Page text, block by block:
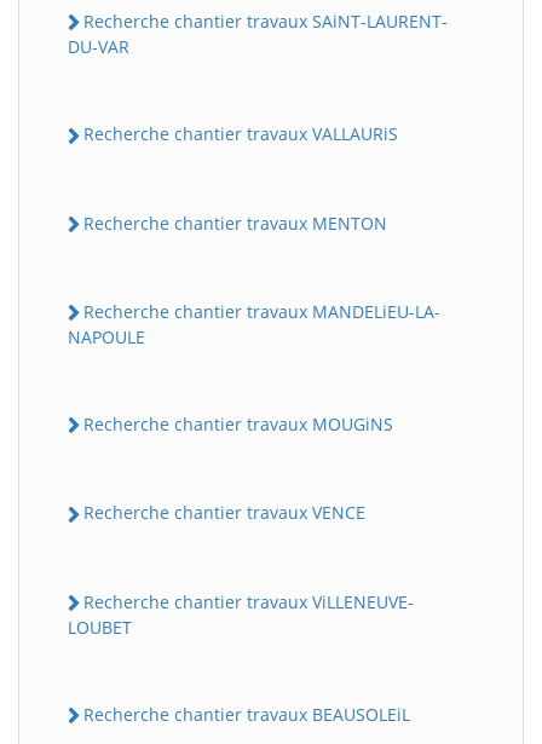
Recherche chantier travaux SAiNT-LAURENT-
DU-VAR
Recherche chantier travaux VALLAURiS
Recherche chantier travaux MENTON
Recherche chantier travaux MANDELiEU-LA-
NAPOULE
Recherche chantier travaux MOUGiNS
Recherche chantier travaux VENCE
Recherche chantier travaux ViLLENEUVE-
LOUBET
Recherche chantier travaux BEAUSOLEiL